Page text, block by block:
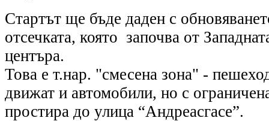
Стартът ще бъде даден с
отсечката, която започва от
центъра.
Това е т.нар. "смесена зона" -
движат и автомобили, но с
простира до улица “Андреасгасе”.